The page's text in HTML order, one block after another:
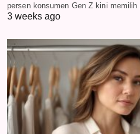
persen konsumen Gen Z kini memilih
3 weeks ago